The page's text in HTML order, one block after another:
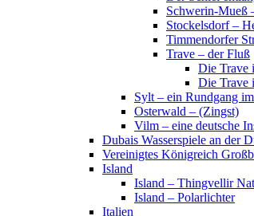
Schwerin-Mueß
Stockelsdorf –
Timmendorfer
Trave – der Fluß
Die Trave
Die Trave
Sylt – ein Rundgang
Osterwald – (Zingst)
Vilm – eine deutsche
Dubais Wasserspiele an der
Vereinigtes Königreich
Island
Island – Thingvellir
Island – Polarlichter
Italien